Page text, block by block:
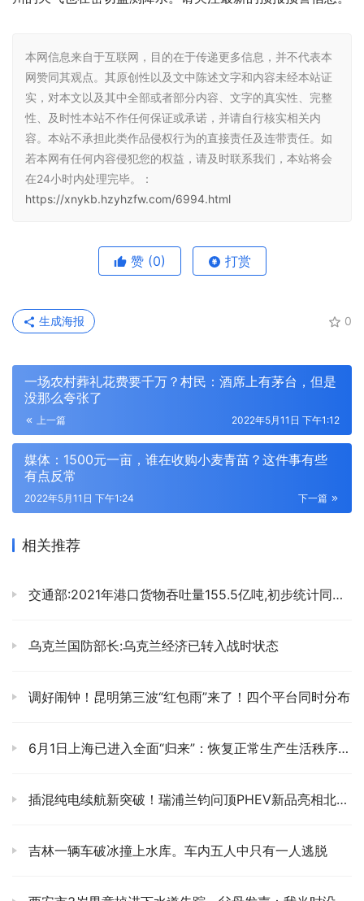
本网信息来自于互联网，目的在于传递更多信息，并不代表本
网赞同其观点。其原创性以及文中陈述文字和内容未经本站证
实，对本文以及其中全部或者部分内容、文字的真实性、完整
性、及时性本站不作任何保证或承诺，并请自行核实相关内
容。本站不承担此类作品侵权行为的直接责任及连带责任。如
若本网有任何内容侵犯您的权益，请及时联系我们，本站将会
在24小时内处理完毕。：
https://xnykb.hzyhzfw.com/6994.html
赞 (0) 打赏
0
生成海报
一场农村葬礼花费要千万？村民：酒席上有茅台，但是
没那么夸张了
上一篇 2022年5月11日 下午1:12
媒体：1500元一亩，谁在收购小麦青苗？这件事有些
有点反常
下一篇
2022年5月11日 下午1:24
相关推荐
交通部:2021年港口货物吞吐量155.5亿吨,初步统计同比增长6.8%
乌克兰国防部长:乌克兰经济已转入战时状态
调好闹钟！昆明第三波“红包雨”来了！四个平台同时分布
6月1日上海已进入全面“归来”：恢复正常生产生活秩序的阶段
插混纯电续航新突破！瑞浦兰钧问顶PHEV新品亮相北京车展
吉林一辆车破冰撞上水库。车内五人中只有一人逃脱